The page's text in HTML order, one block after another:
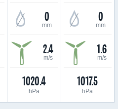
0
mm
2.4
m/s
1020.4
hPa
0
mm
1.6
m/s
1017.5
hPa